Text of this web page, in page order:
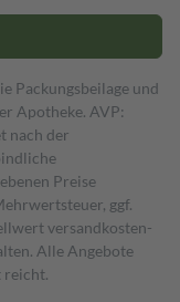
Packungsbeilage und
Apotheke. AVP:
nach der
Preise
ggf.
versand­kosten­
Alle Angebote
reicht.